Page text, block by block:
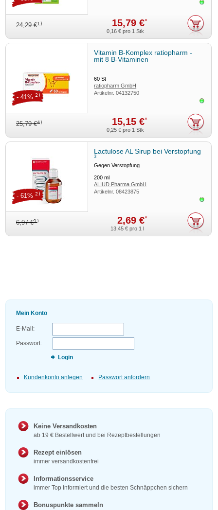
24,29 €1) 15,79 €*
0,16 € pro 1 Stk
Vitamin B-Komplex ratiopharm -
mit 8 B-Vitaminen
60St
ratiopharm GmbH
Artikelnr.04132750
25,79 €4) 15,15 €*
- 41% 2)
0,25 € pro 1 Stk
Lactulose AL Sirup bei Verstopfung
3
Gegen Verstopfung
200ml
ALIUD Pharma GmbH
Artikelnr.08423875
6,97 €1) 2,69 €*
- 61% 2)
13,45 € pro 1 l
Mein Konto
E-Mail:
Passwort:
Login
Kundenkonto anlegen Passwort anfordern
Keine Versandkosten
ab 19 € Bestellwert und bei Rezeptbestellungen
Rezept einlösen
immer versandkostenfrei
Informationsservice
immer Top informiert und die besten Schnäppchen sichern
Bonuspunkte sammeln